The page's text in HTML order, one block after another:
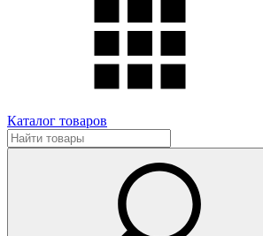
Каталог товаров